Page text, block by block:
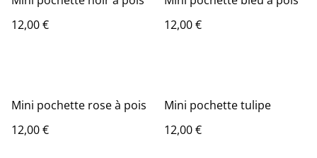
12,00 €
12,00 €
Mini pochette rose à pois
12,00 €
Mini pochette tulipe
12,00 €